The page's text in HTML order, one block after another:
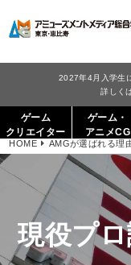
2027年4月入学生
詳しく
ゲーム
クリエイター
ゲーム・
アニメCG
HOME AMGが選ばれる理
現役プ